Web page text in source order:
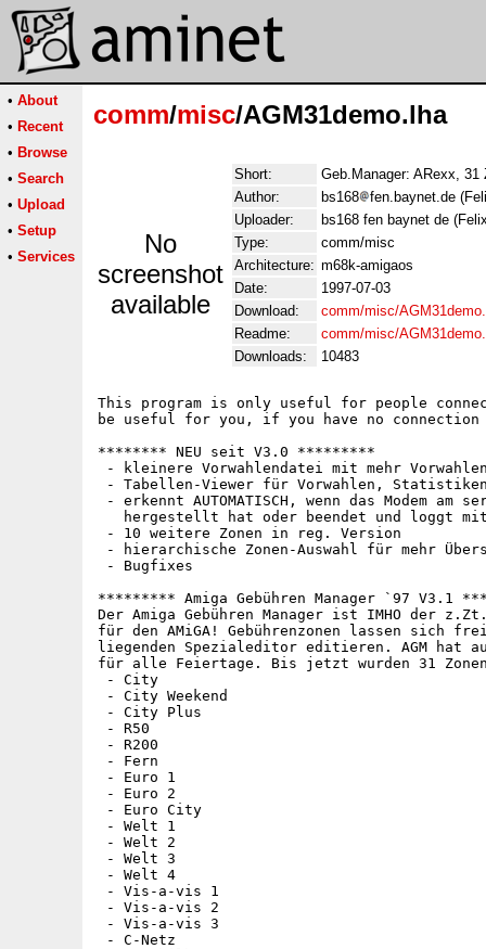
• About
• Recent
• Browse
• Search
• Upload
• Setup
• Services
comm/misc/AGM31demo.lha
No
screenshot
available
Short:
Geb.Manager: ARexx, 31
Author:
bs168
fen.baynet.de
Uploader:
bs168 fen baynet de
Type:
comm/misc
Architecture: m68k-amigaos
Date:
1997-07-03
Download:
comm/misc/
Readme:
comm/misc/
Downloads:
10483
This program is only useful for people
be useful for you, if you have no
******** NEU seit V3.0 *********
- kleinere Vorwahlendatei mit mehr
- Tabellen-Viewer für Vorwahlen,
- erkennt AUTOMATISCH, wenn das Modem
hergestellt hat oder beendet und loggt
- 10 weitere Zonen in reg. Version
- hierarchische Zonen-Auswahl für mehr
- Bugfixes
********* Amiga Gebühren Manager `97 V3.1
Der Amiga Gebühren Manager ist IMHO der
für den AMiGA! Gebührenzonen lassen sich
liegenden Spezialeditor editieren. AGM hat
für alle Feiertage. Bis jetzt wurden 31
- City
- City Weekend
- City Plus
- R50
- R200
- Fern
- Euro 1
- Euro 2
- Euro City
- Welt 1
- Welt 2
- Welt 3
- Welt 4
- Vis-a-vis 1
- Vis-a-vis 2
- Vis-a-vis 3
- C-Netz